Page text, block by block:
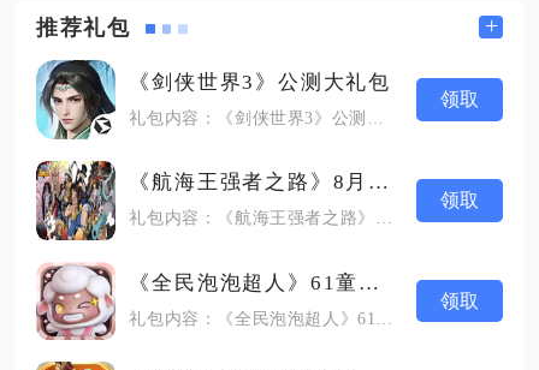
推荐礼包 +
《剑侠世界3》公测大礼包
领取
《航海王强者之路》8月媒体礼包
礼包内容：《航海王强者之路》8月媒体礼包
领取
《全民泡泡超人》61童年礼包
领取